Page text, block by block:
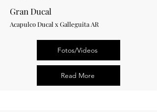
Gran Ducal
Acapulco Ducal x Galleguita AR
Fotos/Videos
Read More